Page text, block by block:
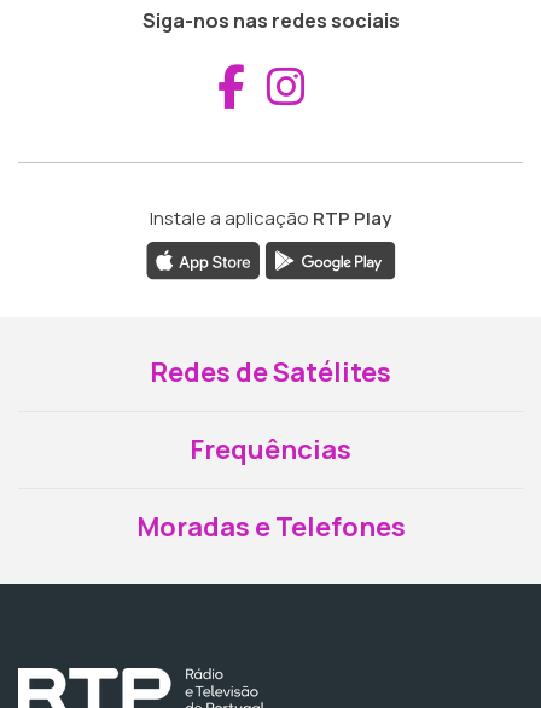
Siga-nos nas redes sociais
Aceder ao
Instale a aplicação RTP Play
Redes de Satélites
Frequências
Moradas e Telefones